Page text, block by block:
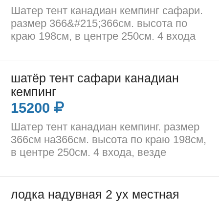
Шатер тент канадиан кемпинг сафари.
размер 366&#215;366см. высота по
краю 198см, в центре 250см. 4 входа
шатёр тент сафари канадиан
кемпинг
15200
Шатер тент канадиан кемпинг. размер
366см на366см. высота по краю 198см,
в центре 250см. 4 входа, везде
лодка надувная 2 ух местная